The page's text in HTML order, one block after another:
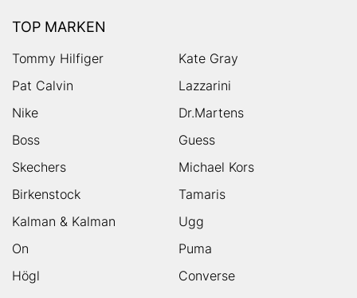
TOP MARKEN
Tommy Hilfiger
Kate Gray
Pat Calvin
Lazzarini
Nike
Dr.Martens
Boss
Guess
Skechers
Michael Kors
Birkenstock
Tamaris
Kalman & Kalman
Ugg
On
Puma
Högl
Converse